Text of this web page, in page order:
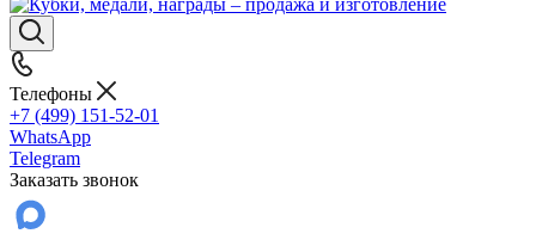
Телефоны
+7 (499) 151-52-01
WhatsApp
Telegram
Заказать звонок